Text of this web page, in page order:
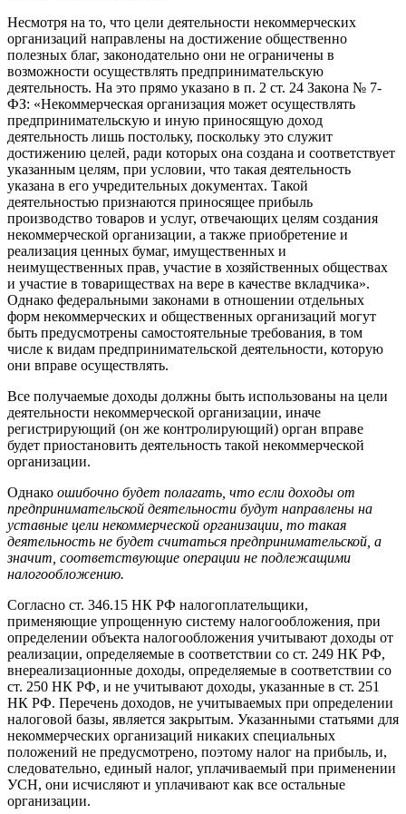
Несмотря на то, что цели деятельности некоммерческих
организаций направлены на достижение общественно
полезных благ, законодательно они не ограничены в
возможности осуществлять предпринимательскую
деятельность. На это прямо указано в п. 2 ст. 24 Закона № 7-
ФЗ: «Некоммерческая организация может осуществлять
предпринимательскую и иную приносящую доход
деятельность лишь постольку, поскольку это служит
достижению целей, ради которых она создана и соответствует
указанным целям, при условии, что такая деятельность
указана в его учредительных документах. Такой
деятельностью признаются приносящее прибыль
производство товаров и услуг, отвечающих целям создания
некоммерческой организации, а также приобретение и
реализация ценных бумаг, имущественных и
неимущественных прав, участие в хозяйственных обществах
и участие в товариществах на вере в качестве вкладчика».
Однако федеральными законами в отношении отдельных
форм некоммерческих и общественных организаций могут
быть предусмотрены самостоятельные требования, в том
числе к видам предпринимательской деятельности, которую
они вправе осуществлять.
Все получаемые доходы должны быть использованы на цели
деятельности некоммерческой организации, иначе
регистрирующий (он же контролирующий) орган вправе
будет приостановить деятельность такой некоммерческой
организации.
Однако ошибочно будет полагать, что если доходы от
предпринимательской деятельности будут направлены на
уставные цели некоммерческой организации, то такая
деятельность не будет считаться предпринимательской, а
значит, соответствующие операции не подлежащими
налогообложению.
Согласно ст. 346.15 НК РФ налогоплательщики,
применяющие упрощенную систему налогообложения, при
определении объекта налогообложения учитывают доходы от
реализации, определяемые в соответствии со ст. 249 НК РФ,
внереализационные доходы, определяемые в соответствии со
ст. 250 НК РФ, и не учитывают доходы, указанные в ст. 251
НК РФ. Перечень доходов, не учитываемых при определении
налоговой базы, является закрытым. Указанными статьями для
некоммерческих организаций никаких специальных
положений не предусмотрено, поэтому налог на прибыль, и,
следовательно, единый налог, уплачиваемый при применении
УСН, они исчисляют и уплачивают как все остальные
организации.